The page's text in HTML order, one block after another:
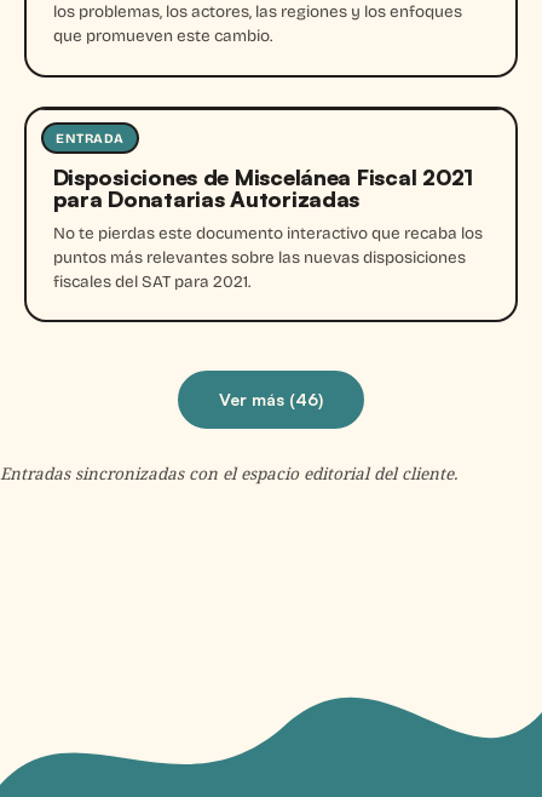
los problemas, los actores, las regiones y los enfoques
que promueven este cambio.
ENTRADA
Entrada
Disposiciones de Miscelánea Fiscal 2021
para Donatarias Autorizadas
No te pierdas este documento interactivo que recaba los
puntos más relevantes sobre las nuevas disposiciones
fiscales del SAT para 2021.
Ver más (46)
Entradas sincronizadas con el espacio editorial del cliente.